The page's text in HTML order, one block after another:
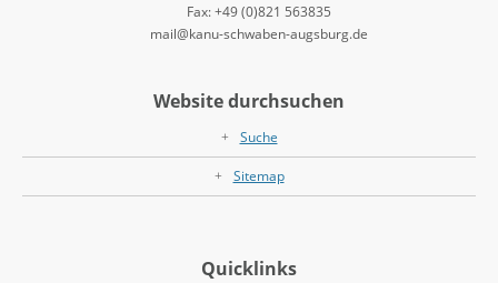
Fax: +49 (0)821 563835
mail@kanu-schwaben-augsburg.de
Website durchsuchen
Suche
Sitemap
Quicklinks